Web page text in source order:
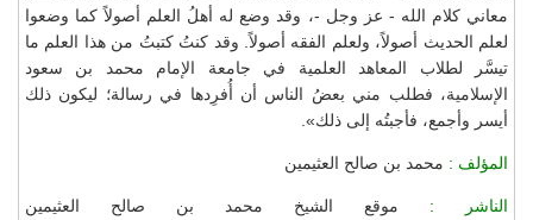
معاني كلام الله - عز وجل -، وقد وضع له أهلُ العلم أصولاً كما وضعوا
لعلم الحديث أصولاً، ولعلم الفقه أصولاً. وقد كنتُ كتبتُ من هذا العلم ما
تيسَّر لطلاب المعاهد العلمية في جامعة الإمام محمد بن سعود
الإسلامية، فطلب مني بعضُ الناس أن أُفرِدها في رسالة؛ ليكون ذلك
أيسر وأجمع، فأجبتُه إلى ذلك».
المؤلف : محمد بن صالح العثيمين
الناشر : موقع الشيخ محمد بن صالح العثيمين